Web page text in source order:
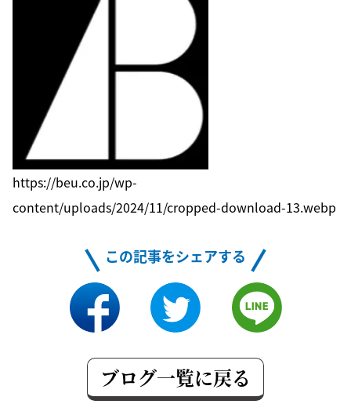
https://beu.co.jp/wp-
content/uploads/2024/11/cropped-download-13.webp
この記事をシェアする
ブログ一覧に戻る